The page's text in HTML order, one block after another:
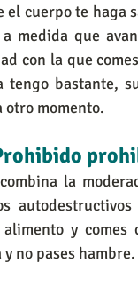
el cuerpo te haga
medida que
con la que
tengo
otro momento.
la
y
no pases hambre.